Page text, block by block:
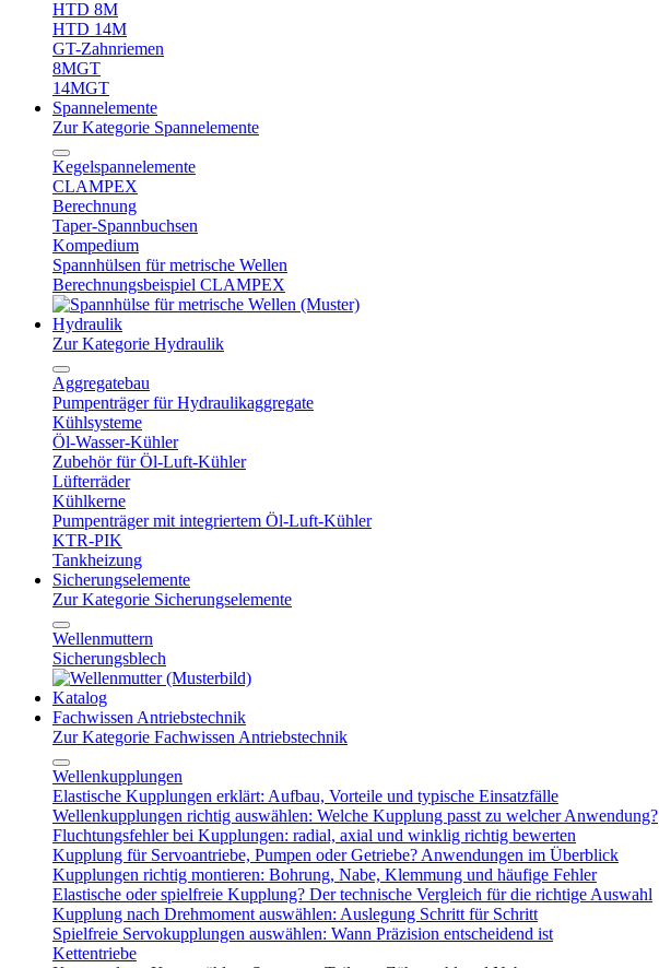
HTD 8M
HTD 14M
GT-Zahnriemen
8MGT
14MGT
Spannelemente
Zur Kategorie Spannelemente
Kegelspannelemente
CLAMPEX
Berechnung
Taper-Spannbuchsen
Kompedium
Spannhülsen für metrische Wellen
Berechnungsbeispiel CLAMPEX
Hydraulik
Zur Kategorie Hydraulik
Aggregatebau
Pumpenträger für Hydraulikaggregate
Kühlsysteme
Öl-Wasser-Kühler
Zubehör für Öl-Luft-Kühler
Lüfterräder
Kühlkerne
Pumpenträger mit integriertem Öl-Luft-Kühler
KTR-PIK
Tankheizung
Sicherungselemente
Zur Kategorie Sicherungselemente
Wellenmuttern
Sicherungsblech
Katalog
Fachwissen Antriebstechnik
Zur Kategorie Fachwissen Antriebstechnik
Wellenkupplungen
Elastische Kupplungen erklärt: Aufbau, Vorteile und typische Einsatzfälle
Wellenkupplungen richtig auswählen: Welche Kupplung passt zu welcher Anwendung?
Fluchtungsfehler bei Kupplungen: radial, axial und winklig richtig bewerten
Kupplung für Servoantriebe, Pumpen oder Getriebe? Anwendungen im Überblick
Kupplungen richtig montieren: Bohrung, Nabe, Klemmung und häufige Fehler
Elastische oder spielfreie Kupplung? Der technische Vergleich für die richtige Auswahl
Kupplung nach Drehmoment auswählen: Auslegung Schritt für Schritt
Spielfreie Servokupplungen auswählen: Wann Präzision entscheidend ist
Kettentriebe